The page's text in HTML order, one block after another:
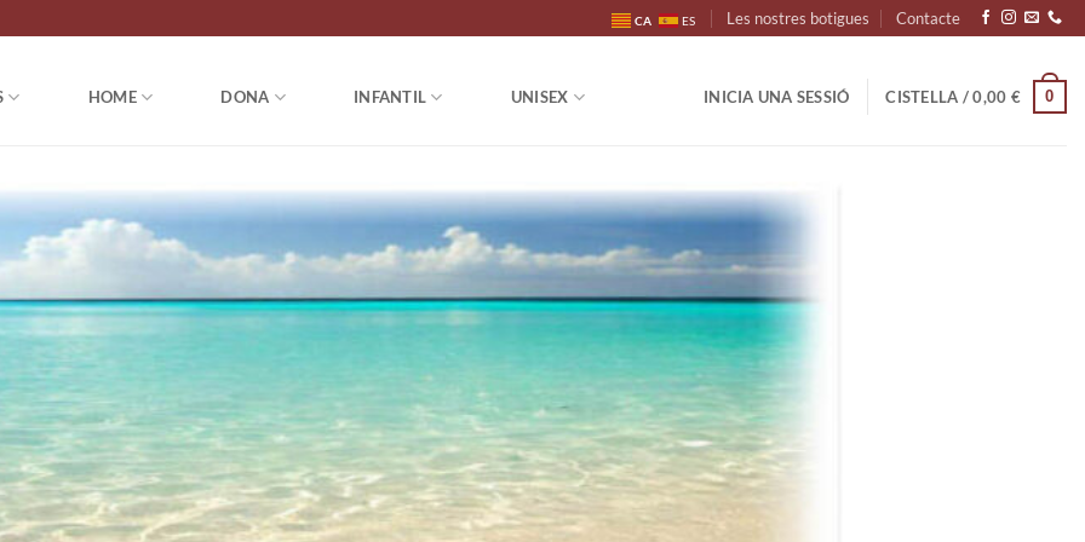
CA ES Les nostres botigues Contacte
HOME DONA INFANTIL UNISEX INICIA UNA SESSIÓ CISTELLA /0,00 € 0